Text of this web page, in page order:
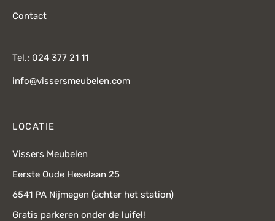
Contact
Tel.: 024 377 21 11
info@vissersmeubelen.com
LOCATIE
Vissers Meubelen
Eerste Oude Heselaan 25
6541 PA Nijmegen (achter het station)
Gratis parkeren onder de luifel!